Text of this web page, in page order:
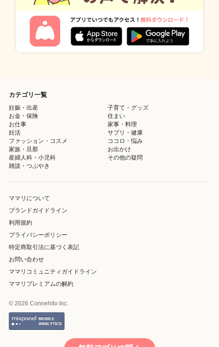
カテゴリ一覧
妊娠・出産
子育て・グッズ
お金・保険
住まい
お仕事
家事・料理
妊活
サプリ・健康
ファッション・コスメ
ココロ・悩み
家族・旦那
お出かけ
産婦人科・小児科
その他の疑問
雑談・つぶやき
ママリについて
ブランドガイドライン
利用規約
プライバシーポリシー
特定商取引法に基づく表記
お問い合わせ
ママリコミュニティガイドライン
ママリプレミアムの解約
© 2026 Connehito Inc.